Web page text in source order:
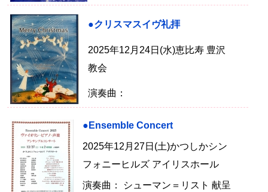
●クリスマスイヴ礼拝
2025年12月24日(水)恵比寿 豊沢
教会
演奏曲：
●Ensemble Concert
2025年12月27日(土)かつしかシン
フォニーヒルズ アイリスホール
演奏曲： シューマン＝リスト 献呈